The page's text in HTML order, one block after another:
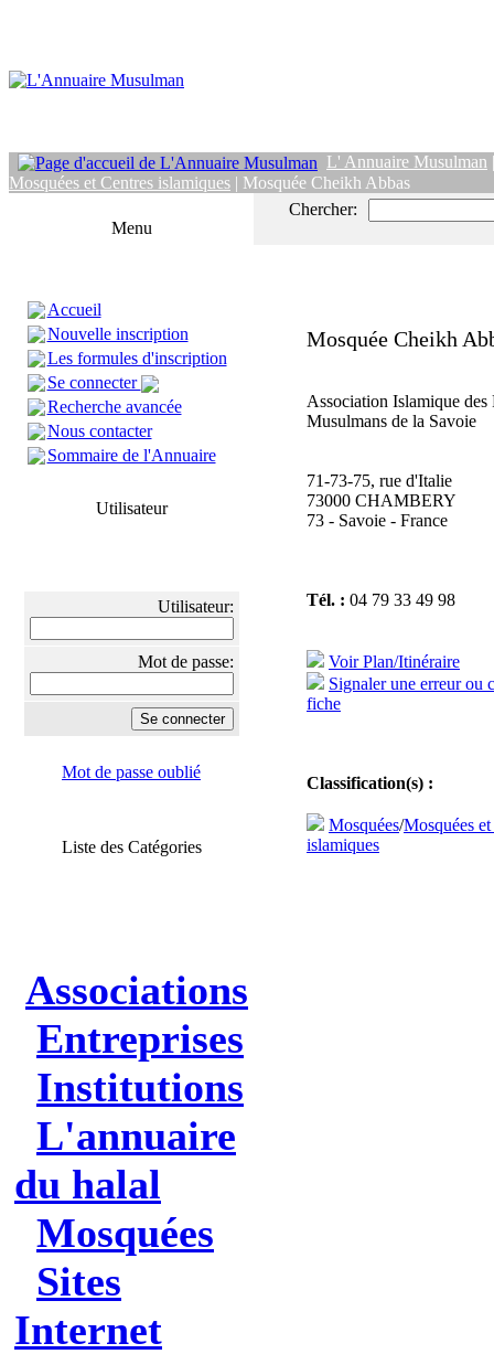
L' Annuaire Musulman
Mosquées et Centres islamiques | Mosquée Cheikh Abbas
Menu
Accueil
Nouvelle inscription
Les formules d'inscription
Se connecter
Recherche avancée
Nous contacter
Sommaire de l'Annuaire
Utilisateur
Utilisateur:
Mot de passe:
Mot de passe oublié
Liste des Catégories
Associations
Entreprises
Institutions
L'annuaire
du halal
Mosquées
Sites
Internet
Chercher:
Mosquée Cheikh
Association Islamique des
Musulmans de la Savoie
71-73-75, rue d'Italie
73000 CHAMBERY
73 - Savoie - France
Tél. : 04 79 33 49 98
Voir Plan/Itinéraire
Signaler une erreur ou
fiche
Classification(s) :
Mosquées/Mosquées
islamiques